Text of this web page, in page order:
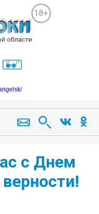
18+
с Днем